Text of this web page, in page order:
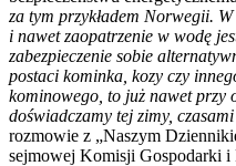
za tym przykładem Norwegii.
i nawet zaopatrzenie w wodę
zabezpieczenie sobie
postaci kominka, kozy czy
kominowego, to już nawet przy
doświadczamy tej zimy,
rozmowie z „Naszym
sejmowej Komisji Gospodarki i